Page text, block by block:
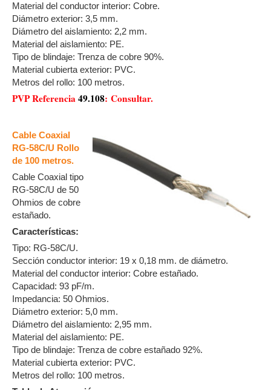
Material del conductor interior: Cobre.
Diámetro exterior: 3,5 mm.
Diámetro del aislamiento: 2,2 mm.
Material del aislamiento: PE.
Tipo de blindaje: Trenza de cobre 90%.
Material cubierta exterior: PVC.
Metros del rollo: 100 metros.
PVP Referencia49.108: Consultar.
Cable Coaxial
RG-58C/U Rollo
de 100 metros.
Cable Coaxial tipo
RG-58C/U de 50
Ohmios de cobre
estañado.
Características:
Tipo: RG-58C/U.
Sección conductor interior: 19 x 0,18 mm. de diámetro.
Material del conductor interior: Cobre estañado.
Capacidad: 93 pF/m.
Impedancia: 50 Ohmios.
Diámetro exterior: 5,0 mm.
Diámetro del aislamiento: 2,95 mm.
Material del aislamiento: PE.
Tipo de blindaje: Trenza de cobre estañado 92%.
Material cubierta exterior: PVC.
Metros del rollo: 100 metros.